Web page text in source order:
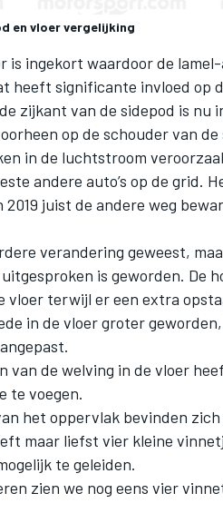
en vloer vergelijking
is ingekort waardoor de
heeft significante invloed op
zijkant van de sidepod is nu
op de schouder van
in de luchtstroom
andere auto’s op de grid.
juist de andere weg
verandering geweest,
is geworden. De
vloer terwijl er een extra
in de vloer groter
van de welving in de vloer
te voegen.
het oppervlak bevinden
maar liefst vier kleine
te geleiden.
zien we nog eens vier